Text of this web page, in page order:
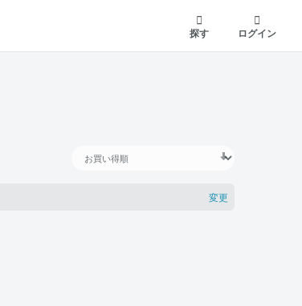
探す
ログイン
変更